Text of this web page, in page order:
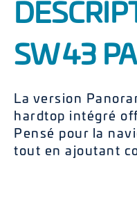
SW 43
La version
hardtop intégré
Pensé pour la
tout en ajoutant